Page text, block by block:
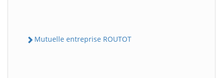
Mutuelle entreprise ROUTOT